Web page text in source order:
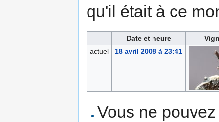
qu'il était à ce
Date et heure
actuel
18 avril 2008 à 23:41
Vous ne